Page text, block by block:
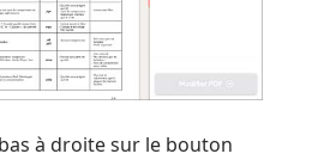
à droite sur le bouton